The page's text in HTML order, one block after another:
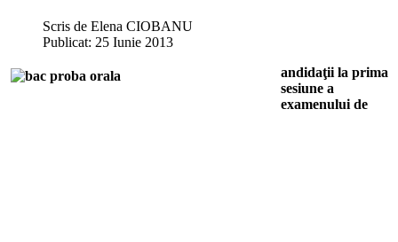
Scris de Elena CIOBANU
Publicat: 25 Iunie 2013
andidaţii la prima
sesiune a
examenului de